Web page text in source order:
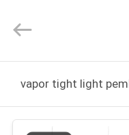
PRODUK
Lighting
Co.,Ltd..
Reserved.
vapor tight light